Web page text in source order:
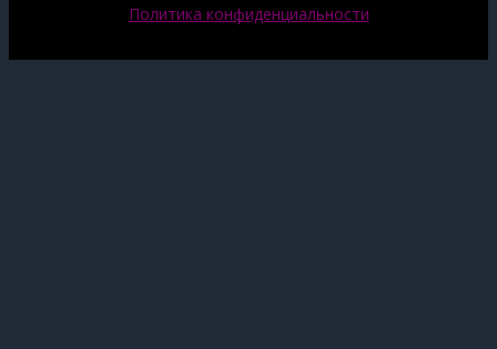
Политика конфиденциальности